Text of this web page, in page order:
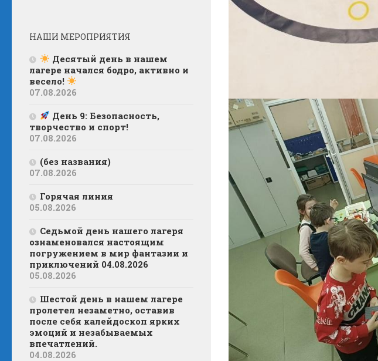
НАШИ МЕРОПРИЯТИЯ
Десятый день в нашем
лагере начался бодро, активно и
весело!
07.08.2026
День 9: Безопасность,
творчество и спорт!
07.08.2026
(без названия)
07.08.2026
Горячая линия
05.08.2026
Седьмой день нашего лагеря
ознаменовался настоящим
погружением в мир фантазии и
приключений 04.08.2026
05.08.2026
Шестой день в нашем лагере
пролетел незаметно, оставив
после себя калейдоскоп ярких
эмоций и незабываемых
впечатлений.
04.08.2026